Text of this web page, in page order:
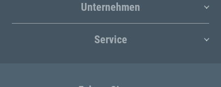
Unternehmen
Service